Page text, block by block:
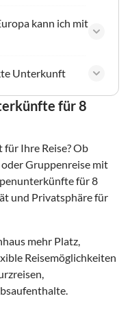
kann ich mit
Unterkunft
für 8
für Ihre Reise? Ob
Gruppenreise mit
für 8
und Privatsphäre für
mehr Platz,
Reisemöglichkeiten